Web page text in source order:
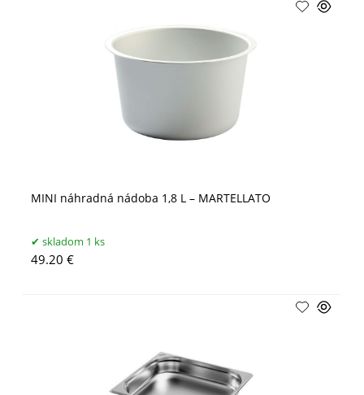
MINI náhradná nádoba 1,8 L – MARTELLATO
skladom 1 ks
49.20 €